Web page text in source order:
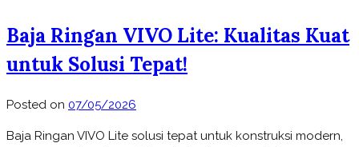
Baja Ringan VIVO Lite: Kualitas Kuat
untuk Solusi Tepat!
Posted on 07/05/2026
Baja Ringan VIVO Lite solusi tepat untuk konstruksi modern,